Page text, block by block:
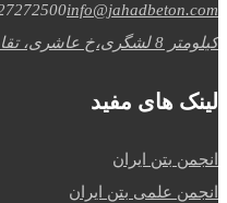
info@jahadbeton.com
کیلومتر 8 لشگری،خ عاشری، تقاطع جلال
لینک های مفید
انجمن بتن ایران
انجمن علمی بتن ایران